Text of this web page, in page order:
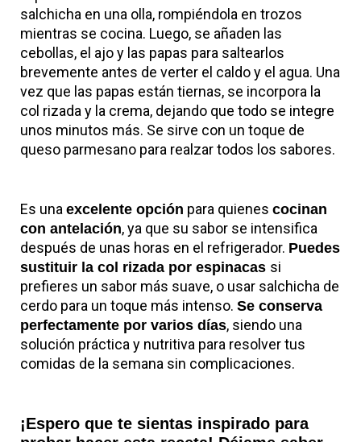
salchicha en una olla, rompiéndola en trozos
mientras se cocina. Luego, se añaden las
cebollas, el ajo y las papas para saltearlos
brevemente antes de verter el caldo y el agua. Una
vez que las papas están tiernas, se incorpora la
col rizada y la crema, dejando que todo se integre
unos minutos más. Se sirve con un toque de
queso parmesano para realzar todos los sabores.
Es una excelente opción para quienes cocinan
con antelación, ya que su sabor se intensifica
después de unas horas en el refrigerador. Puedes
sustituir la col rizada por espinacas si
prefieres un sabor más suave, o usar salchicha de
cerdo para un toque más intenso. Se conserva
perfectamente por varios días, siendo una
solución práctica y nutritiva para resolver tus
comidas de la semana sin complicaciones.
¡Espero que te sientas inspirado para